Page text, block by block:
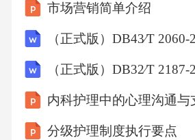
市场营销简单介绍
内科护理中的心理沟通与
分级护理制度执行要点